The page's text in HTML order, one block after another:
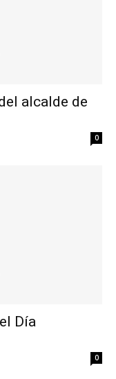
alcalde de
0
Día
0